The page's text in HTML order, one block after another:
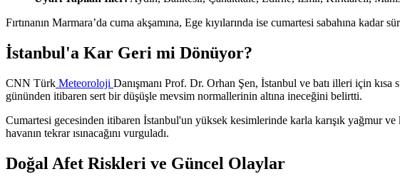
Fırtınanın Marmara’da cuma akşamına, Ege kıyılarında ise cumartesi sabahına
İstanbul'a Kar Geri mi Dönüyor?
CNN Türk Meteoroloji Danışmanı Prof. Dr. Orhan Şen, İstanbul ve batı illeri için
gününden itibaren sert bir düşüşle mevsim normallerinin altına ineceğini belirtti.
Cumartesi gecesinden itibaren İstanbul'un yüksek kesimlerinde karla karışık yağmur
havanın tekrar ısınacağını vurguladı.
Doğal Afet Riskleri ve Güncel Olaylar